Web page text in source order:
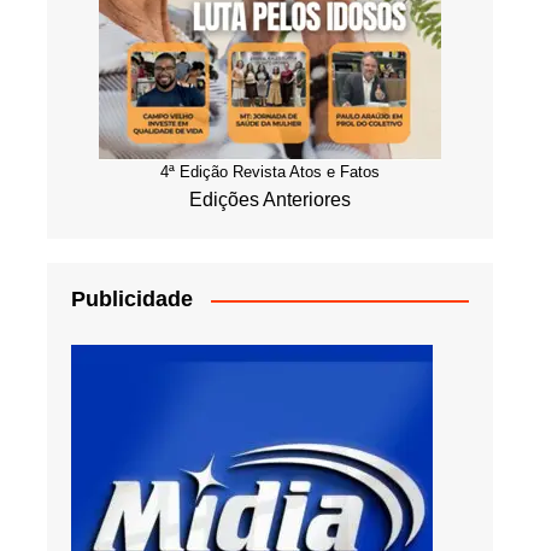
4ª Edição Revista Atos e Fatos
Edições Anteriores
Publicidade